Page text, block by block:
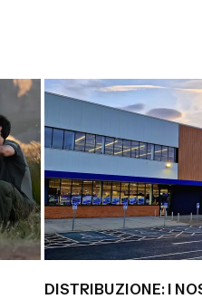
DISTRIBUZIONE: I NOSTRI